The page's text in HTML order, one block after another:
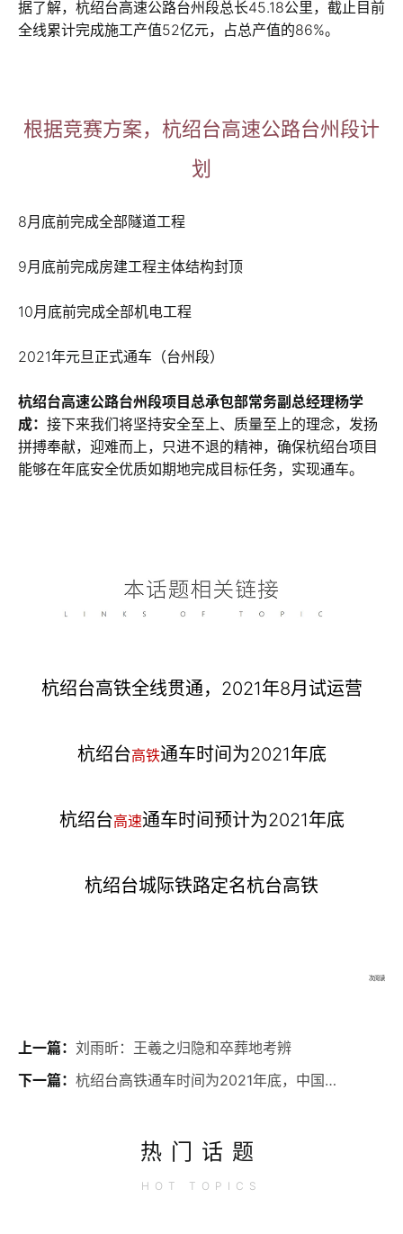
据了解，杭绍台高速公路台州段总长45.18公里，截止目前
全线累计完成施工产值52亿元，占总产值的86%。
根据竞赛方案，杭绍台高速公路台州段计
划
8月底前完成全部隧道工程
9月底前完成房建工程主体结构封顶
10月底前完成全部机电工程
2021年元旦正式通车（台州段）
杭绍台高速公路台州段项目总承包部常务副总经理杨学
成： 接下来我们将坚持安全至上、质量至上的理念，发扬
拼搏奉献，迎难而上，只进不退的精神，确保杭绍台项目
能够在年底安全优质如期地完成目标任务，实现通车。
杭绍台高铁全线贯通，2021年8月试运营
杭绍台高铁通车时间为2021年底
杭绍台高速通车时间预计为2021年底
杭绍台城际铁路定名杭台高铁
次阅读
上一篇： 刘雨昕：王羲之归隐和卒葬地考辨
下一篇：
杭绍台高铁通车时间为2021年底，中国首条民资铁路
热门话题
HOT TOPICS